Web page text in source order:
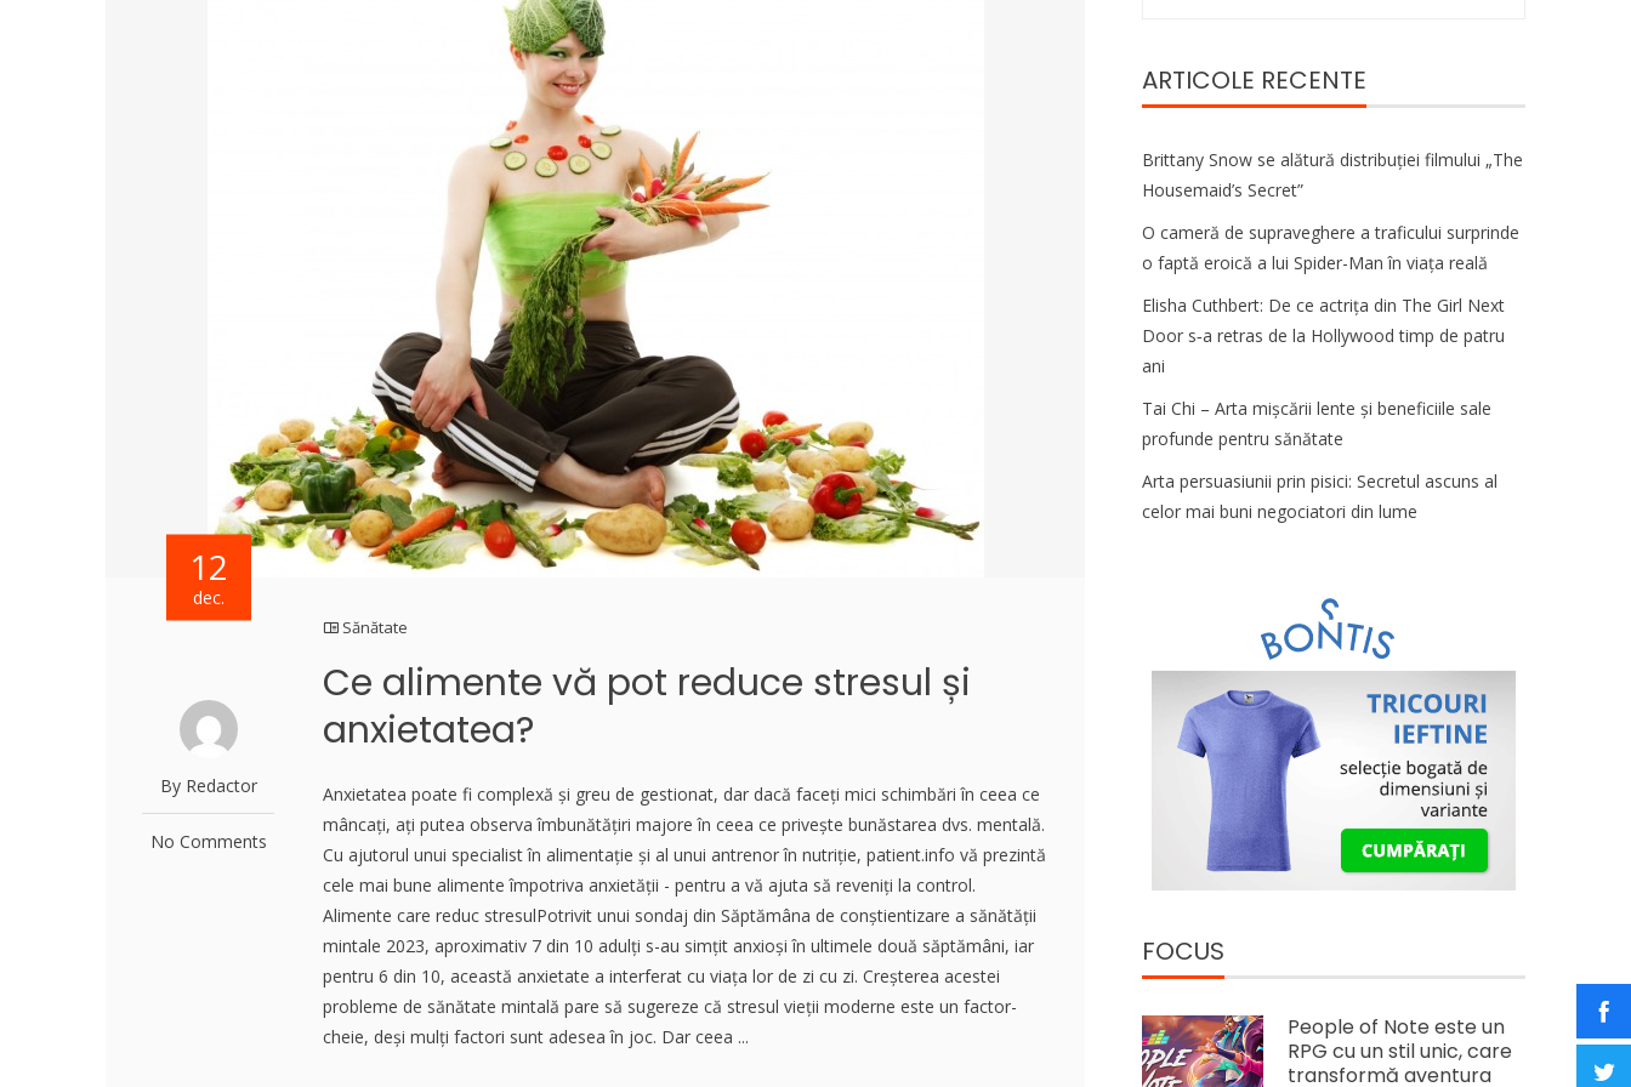
12
dec.
By Redactor
No Comments
Sănătate
Ce alimente vă pot reduce stresul și
anxietatea?
Anxietatea poate fi complexă și greu de gestionat, dar dacă faceți mici schimbări în ceea ce
mâncați, ați putea observa îmbunătățiri majore în ceea ce privește bunăstarea dvs. mentală.
Cu ajutorul unui specialist în alimentație și al unui antrenor în nutriție, patient.info vă prezintă
cele mai bune alimente împotriva anxietății - pentru a vă ajuta să reveniți la control.
Alimente care reduc stresulPotrivit unui sondaj din Săptămâna de conștientizare a sănătății
mintale 2023, aproximativ 7 din 10 adulți s-au simțit anxioși în ultimele două săptămâni, iar
pentru 6 din 10, această anxietate a interferat cu viața lor de zi cu zi. Creșterea acestei
probleme de sănătate mintală pare să sugereze că stresul vieții moderne este un factor-
cheie, deși mulți factori sunt adesea în joc. Dar ceea ...
ARTICOLE RECENTE
Brittany Snow se alătură distribuției filmului „The
Housemaid’s Secret”
O cameră de supraveghere a traficului surprinde
o faptă eroică a lui Spider-Man în viața reală
Elisha Cuthbert: De ce actrița din The Girl Next
Door s‑a retras de la Hollywood timp de patru
ani
Tai Chi – Arta mișcării lente și beneficiile sale
profunde pentru sănătate
Arta persuasiunii prin pisici: Secretul ascuns al
celor mai buni negociatori din lume
FOCUS
People of Note este un
RPG cu un stil unic, care
transformă aventura